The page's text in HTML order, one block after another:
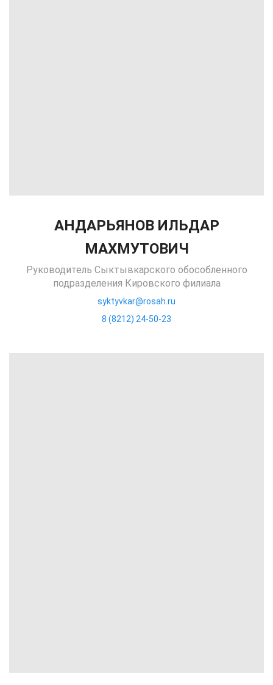
АНДАРЬЯНОВ ИЛЬДАР
МАХМУТОВИЧ
Руководитель Сыктывкарского обособленного
подразделения Кировского филиала
syktyvkar@rosah.ru
8 (8212) 24-50-23